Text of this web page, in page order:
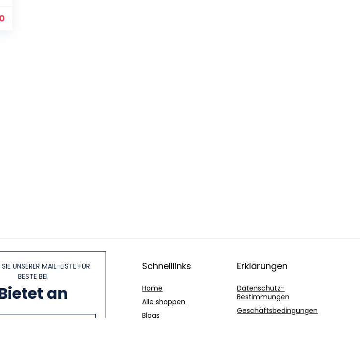
UNSERER MAIL-LISTE FÜR
BESTE BEI
an
Schnelllinks
Home
Alle shoppen
Blogs
Erklärungen
Datenschutz-
Bestimmungen
Geschäftsbedingungen